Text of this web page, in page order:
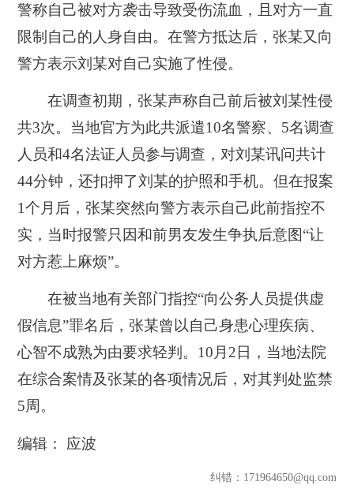
警称自己被对方袭击导致受伤流血，且对方一直
限制自己的人身自由。在警方抵达后，张某又向
警方表示刘某对自己实施了性侵。
在调查初期，张某声称自己前后被刘某性侵
共3次。当地官方为此共派遣10名警察、5名调查
人员和4名法证人员参与调查，对刘某讯问共计
44分钟，还扣押了刘某的护照和手机。但在报案
1个月后，张某突然向警方表示自己此前指控不
实，当时报警只因和前男友发生争执后意图“让
对方惹上麻烦”。
在被当地有关部门指控“向公务人员提供虚
假信息”罪名后，张某曾以自己身患心理疾病、
心智不成熟为由要求轻判。10月2日，当地法院
在综合案情及张某的各项情况后，对其判处监禁
5周。
编辑： 应波
纠错：171964650@qq.com